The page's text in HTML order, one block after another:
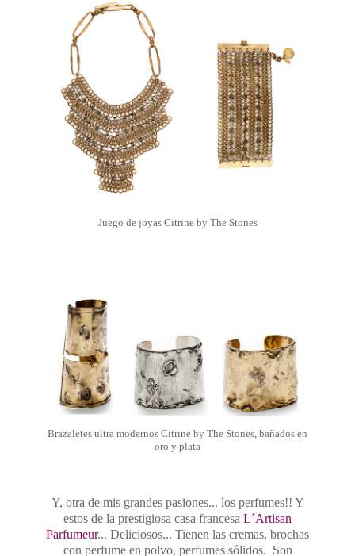
Juego de joyas Citrine by The Stones
Brazaletes ultra modernos Citrine by The Stones, bañados en
oro y plata
Y, otra de mis grandes pasiones... los perfumes!! Y
estos de la prestigiosa casa francesa L´Artisan
Parfumeur... Deliciosos... Tienen las cremas, brochas
con perfume en polvo, perfumes sólidos. Son